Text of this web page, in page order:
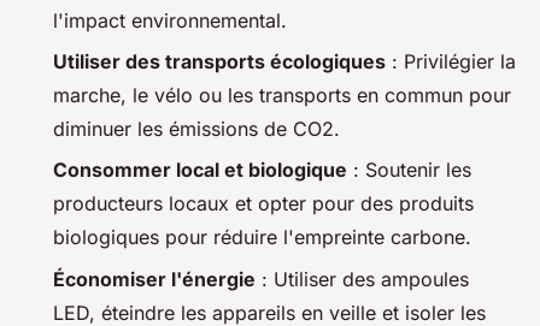
l'impact environnemental.
Utiliser des transports écologiques : Privilégier la
marche, le vélo ou les transports en commun pour
diminuer les émissions de CO2.
Consommer local et biologique : Soutenir les
producteurs locaux et opter pour des produits
biologiques pour réduire l'empreinte carbone.
Économiser l'énergie : Utiliser des ampoules
LED, éteindre les appareils en veille et isoler les